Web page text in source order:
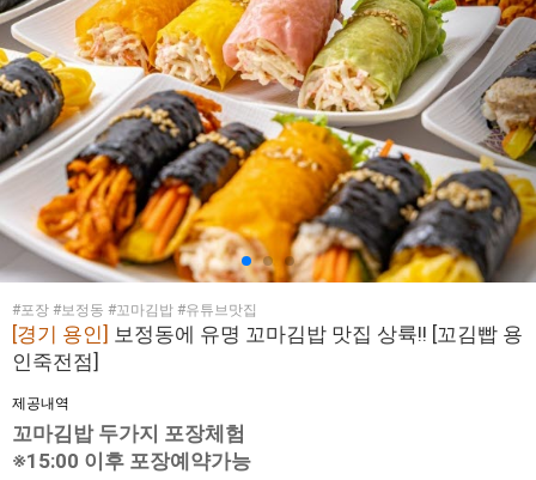
#포장 #보정동 #꼬마김밥 #유튜브맛집
[경기 용인] 보정동에 유명 꼬마김밥 맛집 상륙!! [꼬김빱 용
인죽전점]
제공내역
꼬마김밥 두가지 포장체험
※15:00 이후 포장예약가능